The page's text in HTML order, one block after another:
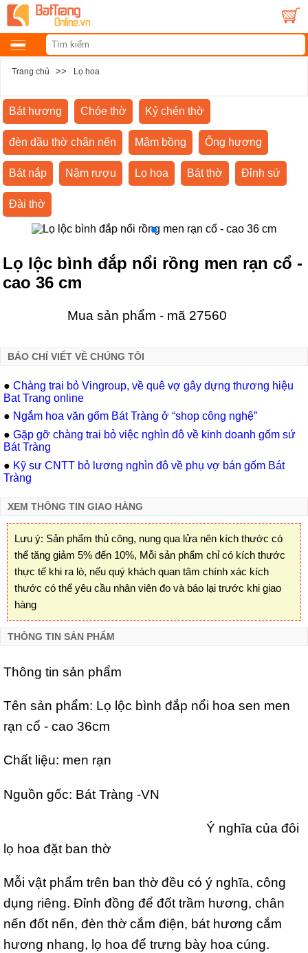
Trang chủ >> Lọ hoa
Bát hương Chóe thờ Kỷ chén thờ
đèn dầu thờ chân nến Mâm bồng Ống hương
Bát nắp Nậm rượu Lọ hoa Bát thờ Đỉnh sứ
Đài thờ
Lọ lộc bình đắp nổi rồng men rạn cổ -
cao 36 cm
Mua sản phẩm - mã 27560
BÁO CHÍ VIẾT VỀ CHÚNG TÔI
● Chàng trai bỏ Vingroup, về quê vợ gây dựng thương hiệu
Bat Trang online
● Ngắm hoa văn gốm Bát Tràng ở “shop công nghệ”
● Gặp gỡ chàng trai bỏ việc nghìn đô về kinh doanh gốm sứ
Bát Tràng
● Kỹ sư CNTT bỏ lương nghìn đô về phụ vợ bán gốm Bát
Tràng
XEM THÔNG TIN GIAO HÀNG
Lưu ý: Sản phẩm thủ công, nung qua lửa nên kích thước có
thể tăng giảm 5% đến 10%, Mỗi sản phẩm chỉ có kích thước
thực tế khi ra lò, nếu quý khách quan tâm chính xác kích
thước có thể yêu cầu nhân viên đo và báo lại trước khi giao
hàng
THÔNG TIN SẢN PHẨM
Thông tin sản phẩm
Tên sản phẩm: Lọ lộc bình đắp nổi hoa sen men
rạn cổ - cao 36cm
Chất liệu: men rạn
Nguồn gốc: Bát Tràng -VN
Ý nghĩa của đôi
lọ hoa đặt ban thờ
Mỗi vật phẩm trên ban thờ đều có ý nghĩa, công
dụng riêng. Đỉnh đồng để đốt trầm hương, chân
nến đốt nến, đèn thờ cắm điện, bát hương cắm
hương nhang, lọ hoa để trưng bày hoa cúng.